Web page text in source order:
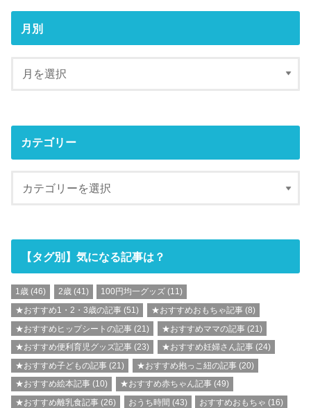
月別
カテゴリー
【タグ別】気になる記事は？
1歳 (46) 2歳(41) 100円均一グッズ(11)
★おすすめ1・2・3歳の記事 (51) ★おすすめおもちゃ記事(8)
★おすすめヒップシートの記事 (21) ★おすすめママの記事(21)
★おすすめ便利育児グッズ記事 (23) ★おすすめ妊婦さん記事(24)
★おすすめ子どもの記事 (21) ★おすすめ抱っこ紐の記事(20)
★おすすめ絵本記事 (10) ★おすすめ赤ちゃん記事(49)
★おすすめ離乳食記事 (26) おうち時間 (43) おすすめおもちゃ (16)